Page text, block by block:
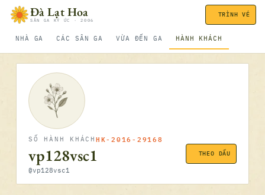
Bỏ qua nội dungĐà Lạt Hoa
SÂN GA KÝ ỨC · 2006
NHÀ GA CÁC SÂN GA VỪA ĐẾN GA HÀNH KHÁCH
TRÌNH VÉ
SỐ HÀNH KHÁCH HK-2016-29168
vp128vsc1
@vp128vsc1
THEO DẤU